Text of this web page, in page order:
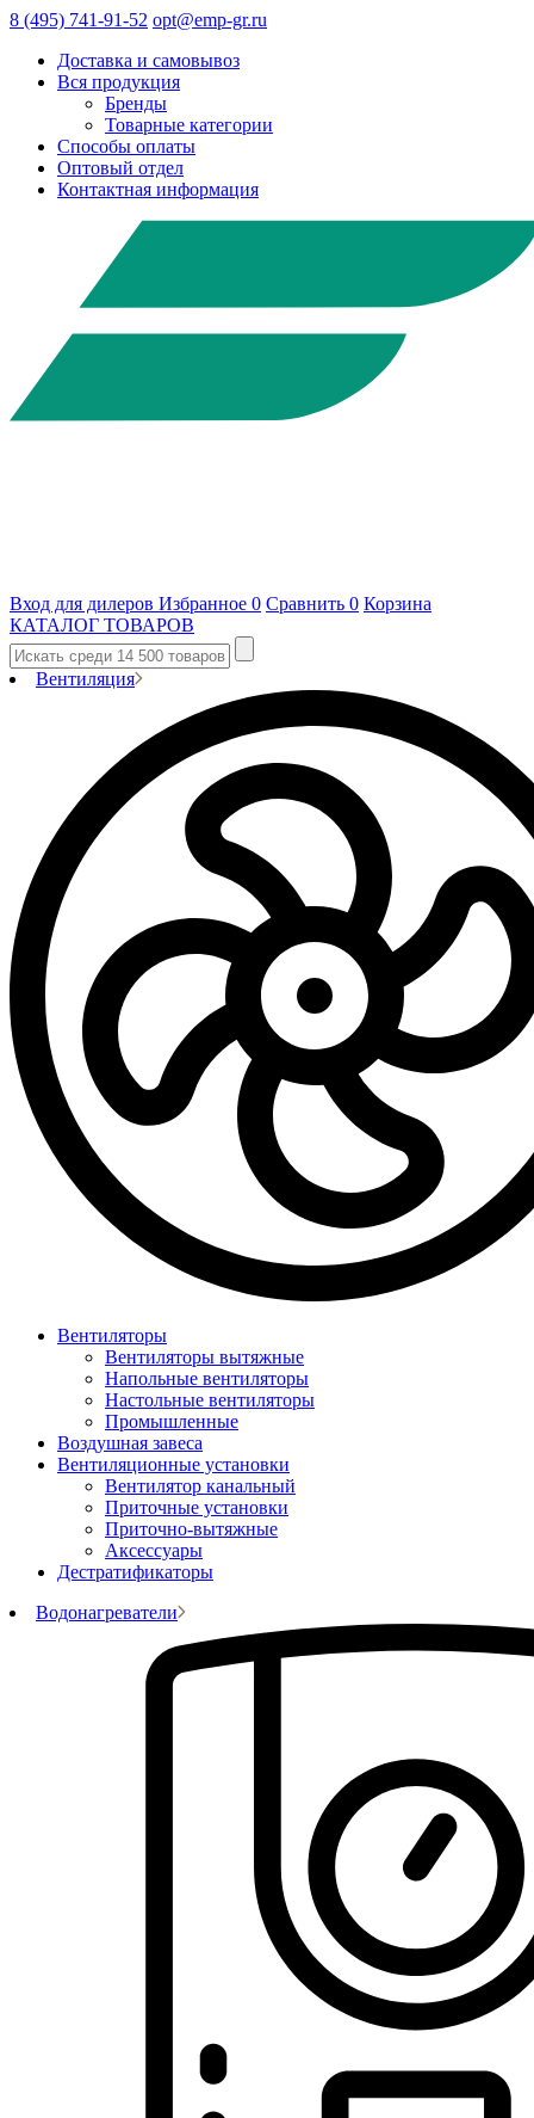
8 (495) 741-91-52 opt@emp-gr.ru
Доставка и самовывоз
Вся продукция
Бренды
Товарные категории
Способы оплаты
Оптовый отдел
Контактная информация
Вход для дилеров Избранное 0 Сравнить 0 Корзина
КАТАЛОГ ТОВАРОВ
Вентиляция
Вентиляторы
Вентиляторы вытяжные
Напольные вентиляторы
Настольные вентиляторы
Промышленные
Воздушная завеса
Вентиляционные установки
Вентилятор канальный
Приточные установки
Приточно-вытяжные
Аксессуары
Дестратификаторы
Водонагреватели